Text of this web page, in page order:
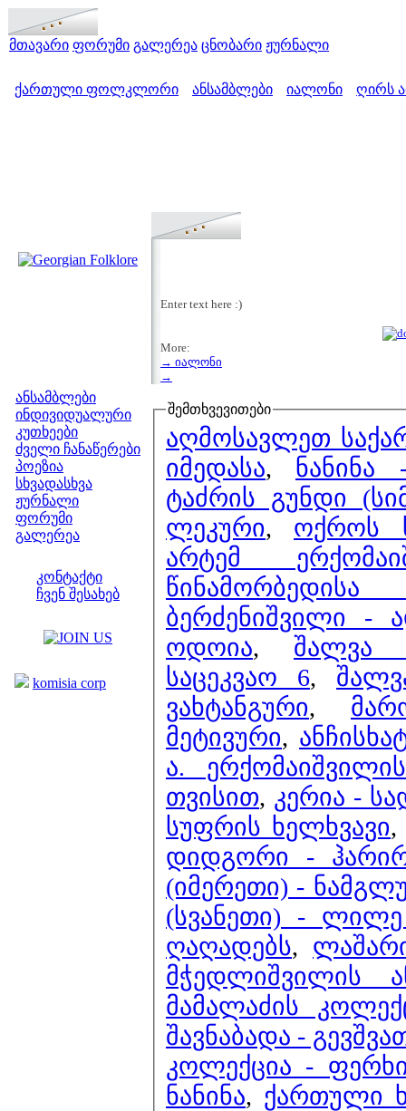
მთავარი ფორუმი გალერეა ცნობარი ჟურნალი
ქართული ფოლკლორი ანსამბლები იალონი ღირს
ანსამბლები
ინდივიდუალური
კუთხეები
ძველი ჩანაწერები
პოეზია
სხვადასხვა
ჟურნალი
ფორუმი
გალერეა
კონტაქტი
ჩვენ შესახებ
komisia corp
Enter text here :)
More:
→ იალონი
→
შემთხვევითები
აღმოსავლეთ
იმედასა, ნანინა
ტაძრის გუნდი
ლეკური, ოქროს
არტემ
ბერძენიშვილი -
ოდოია, შალვა
საცეკვაო 6,
ვახტანგური,
მეტივური,
ა.
თვისით, კერია -
სუფრის ხელხვავი
დიდგორი -
(იმერეთი) -
(სვანეთი) -
ღაღადებს,
მჭედლიშვილის
მამალაძის
შავნაბადა -
კოლექცია -
ნანინა, ქართული